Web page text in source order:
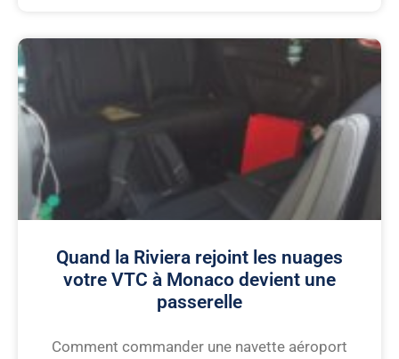
Quand la Riviera rejoint les nuages
votre VTC à Monaco devient une
passerelle
Comment commander une navette aéroport